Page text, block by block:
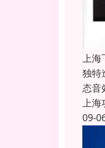
上海
独特
态音
上海
09-